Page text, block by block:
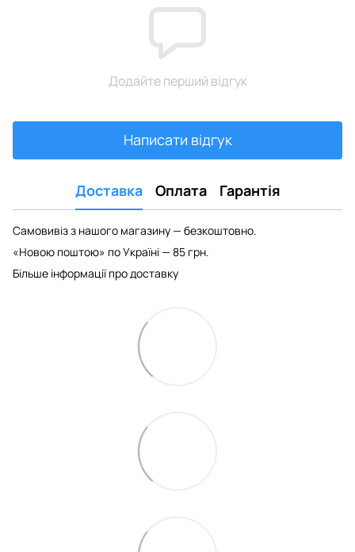
Додайте перший відгук
Написати відгук
Доставка Оплата Гарантія
Самовивіз з нашого магазину — безкоштовно.
«Новою поштою» по Україні — 85 грн.
Більше інформації про доставку